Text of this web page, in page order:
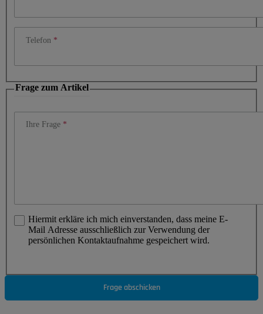
Telefon
Frage zum Artikel
Ihre Frage
Hiermit erkläre ich mich einverstanden, dass meine E-
Mail Adresse ausschließlich zur Verwendung der
persönlichen Kontaktaufnahme gespeichert wird.
Frage abschicken